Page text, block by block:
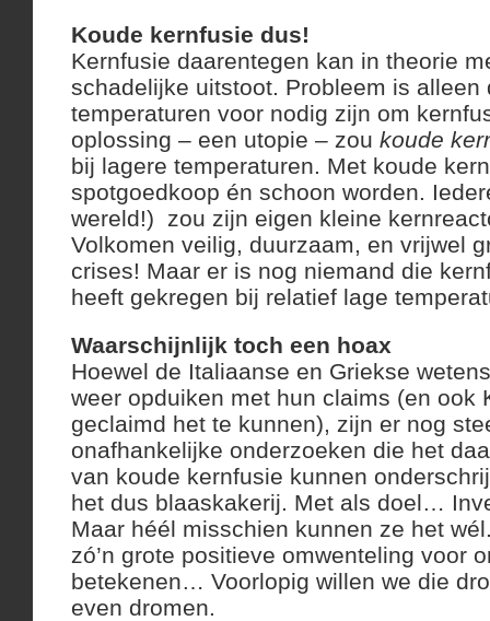
Koude kernfusie dus!
Kernfusie daarentegen kan in theorie
schadelijke uitstoot. Probleem is alleen
temperaturen voor nodig zijn om
oplossing – een utopie – zou koude
bij lagere temperaturen. Met koude
spotgoedkoop én schoon worden.
wereld!) zou zijn eigen kleine
Volkomen veilig, duurzaam, en vrijwel
crises! Maar er is nog niemand die
heeft gekregen bij relatief lage
Waarschijnlijk toch een hoax
Hoewel de Italiaanse en Griekse
weer opduiken met hun claims (en ook
geclaimd het te kunnen), zijn er nog
onafhankelijke onderzoeken die het
van koude kernfusie kunnen
het dus blaaskakerij. Met als doel…
Maar héél misschien kunnen ze het
zó’n grote positieve omwenteling voor
betekenen… Voorlopig willen we die
even dromen.